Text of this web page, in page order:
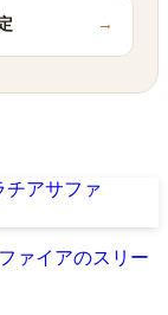
→
ァイアのスリー